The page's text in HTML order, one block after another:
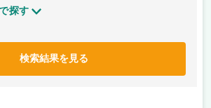
探す
検索結果を見る